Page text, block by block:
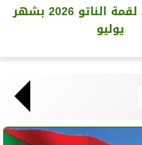
أنقرة تستعد لقمة الناتو 2026 بشهر
يوليو